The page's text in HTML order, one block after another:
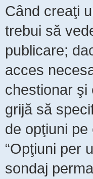
Când creaţi
trebui să
publicare;
acces
chestionar şi
grijă să
de opţiuni
“Opţiuni per
sondaj